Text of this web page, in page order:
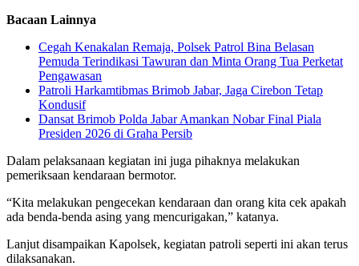
Bacaan Lainnya
Cegah Kenakalan Remaja, Polsek Patrol Bina Belasan
Pemuda Terindikasi Tawuran dan Minta Orang Tua Perketat
Pengawasan
Patroli Harkamtibmas Brimob Jabar, Jaga Cirebon Tetap
Kondusif
Dansat Brimob Polda Jabar Amankan Nobar Final Piala
Presiden 2026 di Graha Persib
Dalam pelaksanaan kegiatan ini juga pihaknya melakukan
pemeriksaan kendaraan bermotor.
“Kita melakukan pengecekan kendaraan dan orang kita cek apakah
ada benda-benda asing yang mencurigakan,” katanya.
Lanjut disampaikan Kapolsek, kegiatan patroli seperti ini akan terus
dilaksanakan.